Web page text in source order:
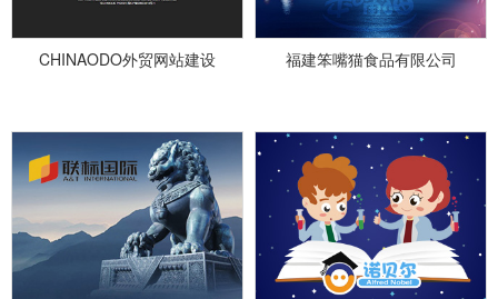
CHINAODO外贸网站建设 福建笨嘴猫食品有限公司